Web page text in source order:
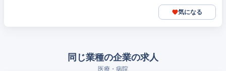
気になる
同じ業種の企業の求人
医療・病院